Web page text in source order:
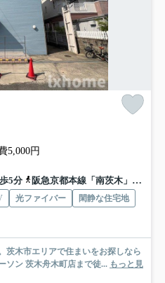
5,000円
5分
阪急京都本線「南茨木」駅 徒歩24分
光ファイバー
閑静な住宅地
茨木市エリアで住まいをお探しなら
ソン 茨木舟木町店まで徒... もっと見